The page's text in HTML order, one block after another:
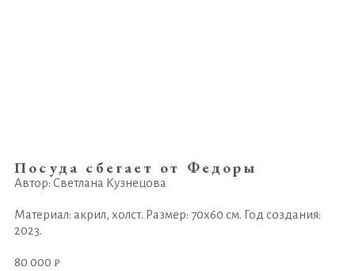
Посуда сбегает от Федоры
Автор: Светлана Кузнецова
Материал: акрил, холст. Размер: 70х60 см. Год создания:
2023.
80 000 ₽